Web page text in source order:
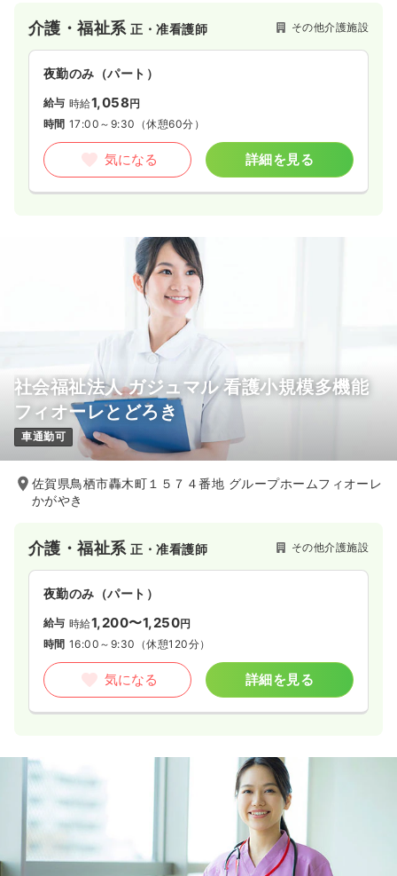
介護・福祉系正・准看護師 その他介護施設
夜勤のみ（パート）
給与 時給1,058円
時間 17:00～9:30 （休憩60分）
気になる 詳細を見る
社会福祉法人 ガジュマル 看護小規模多機能
フィオーレとどろき
車通勤可
佐賀県鳥栖市轟木町１５７４番地 グループホームフィオーレ
かがやき
介護・福祉系正・准看護師 その他介護施設
夜勤のみ（パート）
給与 時給1,200〜1,250円
時間 16:00～9:30 （休憩120分）
気になる 詳細を見る